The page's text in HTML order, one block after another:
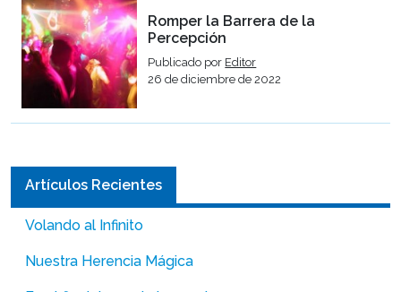
Romper la Barrera de la
Percepción
Publicado por Editor
26 de diciembre de 2022
Artículos Recientes
Volando al Infinito
Nuestra Herencia Mágica